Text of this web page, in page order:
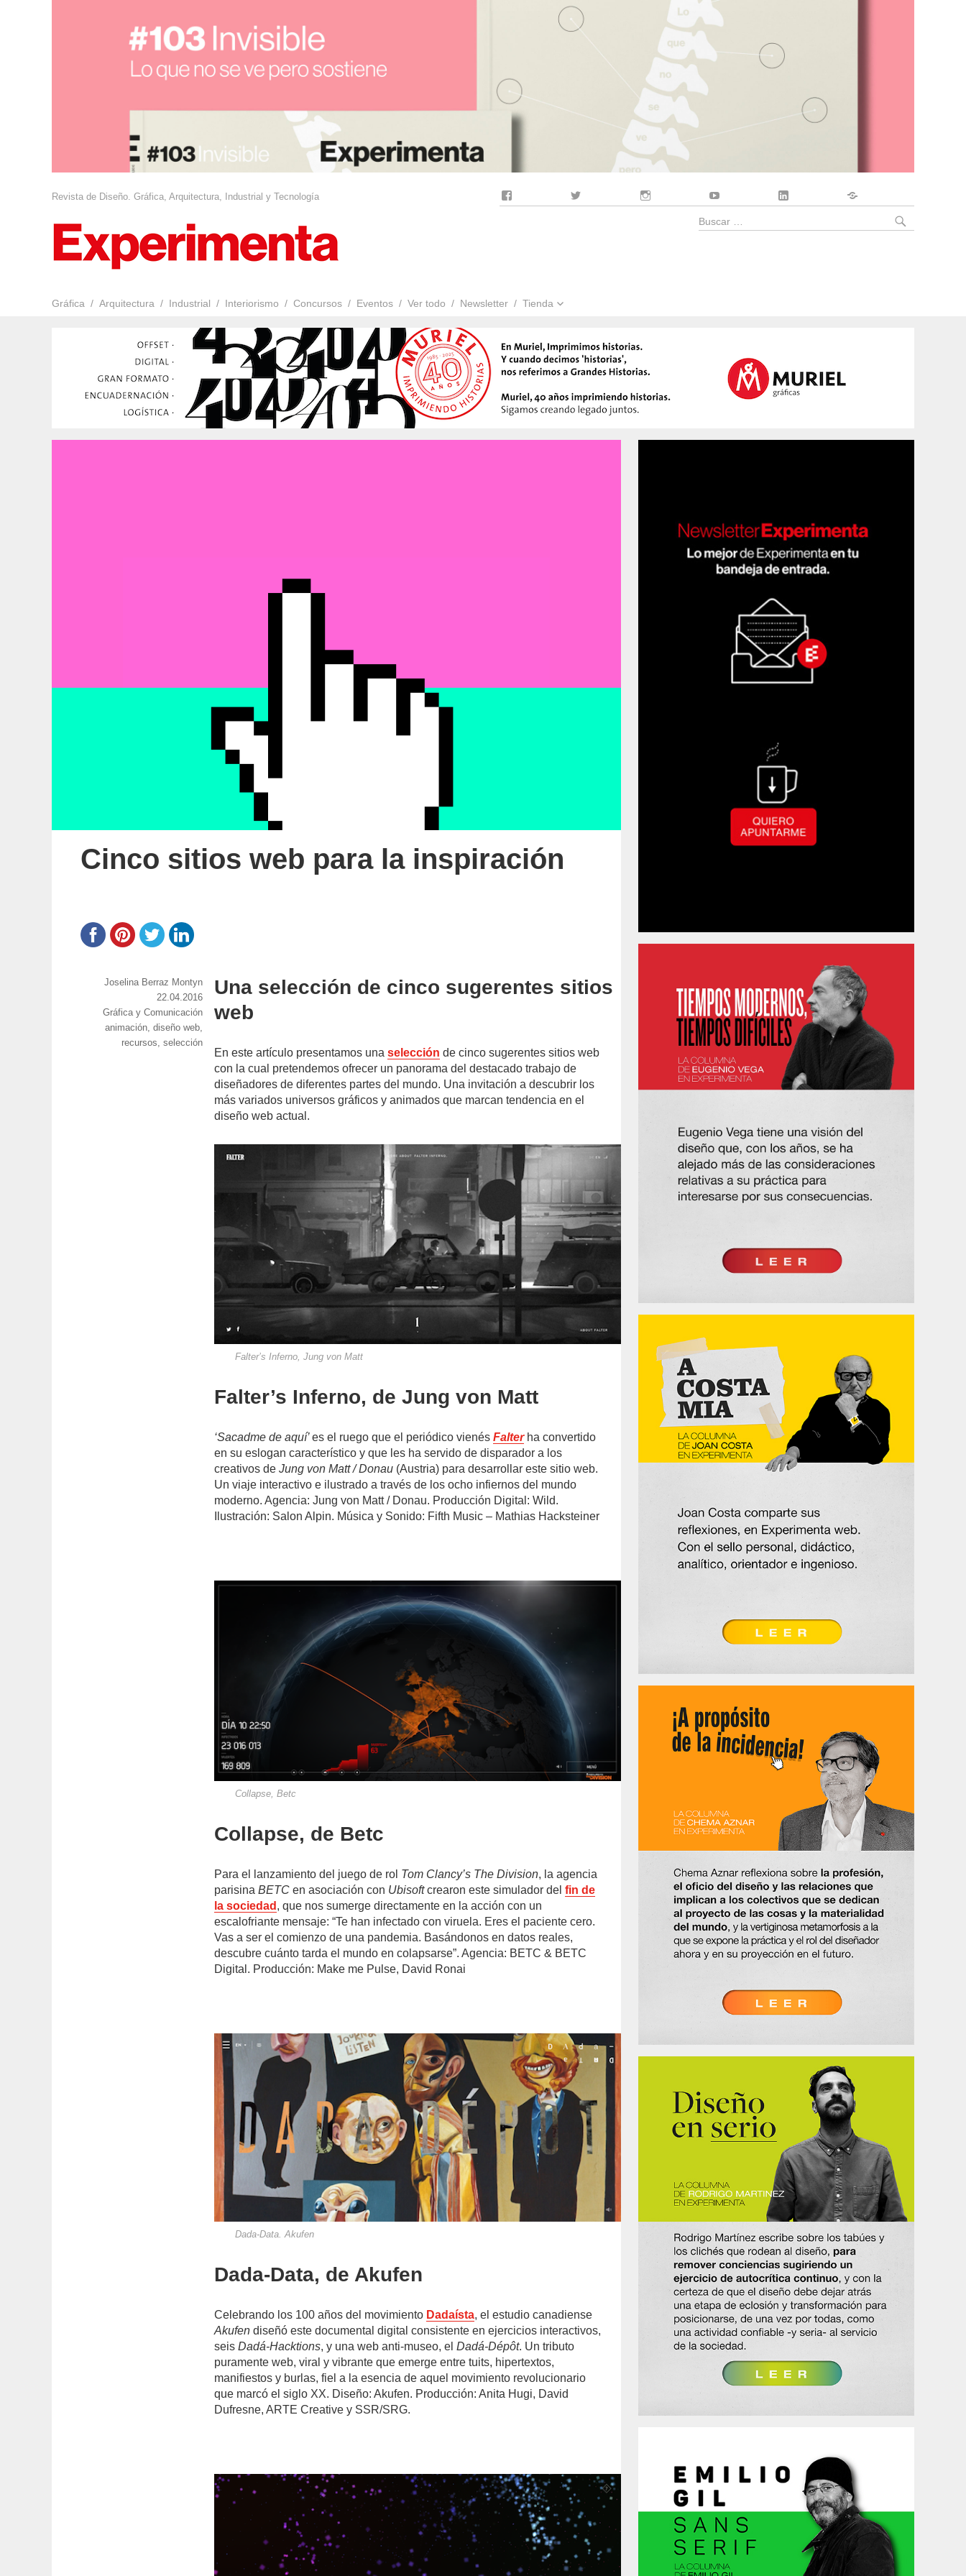
Revista de Diseño. Gráfica, Arquitectura, Industrial y Tecnología
Gráfica Arquitectura Industrial Interiorismo Concursos Eventos Ver todo Newsletter Tienda
Buscar
Cinco sitios web para la inspiración
Una selección de cinco sugerentes sitios
web
En este artículo presentamos unaselección de cinco sugerentes sitios web
con la cual pretendemos ofrecer un panorama del destacado trabajo de
diseñadores de diferentes partes del mundo. Una invitación a descubrir los
más variados universos gráficos y animados que marcan tendencia en el
diseño web actual.
Falter’s Inferno, Jung von Matt
Falter’s Inferno, de Jung von Matt
‘Sacadme de aquí’es el ruego que el periódico vienésFalterha convertido
en su eslogan característico y que les ha servido de disparador a los
creativos deJung von Matt / Donau (Austria) para desarrollar este sitio web.
Un viaje interactivo e ilustrado a través de los ocho infiernos del mundo
moderno. Agencia: Jung von Matt / Donau. Producción Digital: Wild.
Ilustración: Salon Alpin. Música y Sonido: Fifth Music – Mathias Hacksteiner
Collapse, Betc
Collapse, de Betc
Para el lanzamiento del juego de rol Tom Clancy’s The Division, la agencia
parisinaBETC en asociación con Ubisoftcrearon este simulador delfin de
la sociedad , que nos sumerge directamente en la acción con un
escalofriante mensaje: “Te han infectado con viruela. Eres el paciente cero.
Vas a ser el comienzo de una pandemia. Basándonos en datos reales,
descubre cuánto tarda el mundo en colapsarse”. Agencia: BETC & BETC
Digital. Producción: Make me Pulse, David Ronai
Dada-Data. Akufen
Dada-Data, de Akufen
Celebrando los 100 años del movimiento Dadaísta, el estudio canadiense
Akufen diseñó este documental digital consistente en ejercicios interactivos,
seisDadá-Hacktions, y una web anti-museo, elDadá-Dépôt. Un tributo
puramente web, viral y vibrante que emerge entre tuits, hipertextos,
manifiestos y burlas, fiel a la esencia de aquel movimiento revolucionario
que marcó el siglo XX. Diseño: Akufen. Producción: Anita Hugi, David
Dufresne, ARTE Creative y SSR/SRG.
https://www.experimenta.es/author/joselina-
montyn/
Joselina Berraz Montyn
Publicado
el
22.04.2016
Categorías
Gráfica y Comunicación
Etiquetas
animación ,diseño web
recursos ,selección